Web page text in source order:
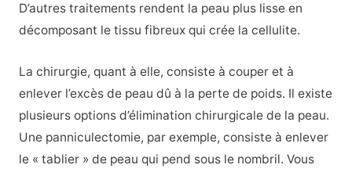
D’autres traitements rendent la peau plus lisse en
décomposant le tissu fibreux qui crée la cellulite.
La chirurgie, quant à elle, consiste à couper et à
enlever l’excès de peau dû à la perte de poids. Il existe
plusieurs options d’élimination chirurgicale de la peau.
Une panniculectomie, par exemple, consiste à enlever
le « tablier » de peau qui pend sous le nombril. Vous